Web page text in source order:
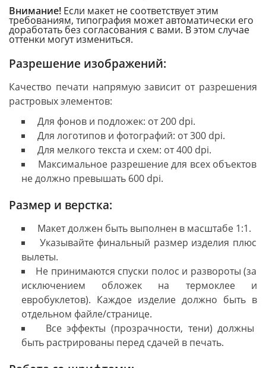
Внимание! Если макет не соответствует этим
требованиям, типография может автоматически его
доработать без согласования с вами. В этом случае
оттенки могут измениться.
Разрешение изображений:
Качество печати напрямую зависит от разрешения
растровых элементов:
Для фонов и подложек: от 200 dpi.
Для логотипов и фотографий: от 300 dpi.
Для мелкого текста и схем: от 400 dpi.
Максимальное разрешение для всех объектов
не должно превышать 600 dpi.
Размер и верстка:
Макет должен быть выполнен в масштабе 1:1.
Указывайте финальный размер изделия плюс
вылеты.
Не принимаются спуски полос и развороты (за
исключением обложек на термоклее и
евробуклетов). Каждое изделие должно быть в
отдельном файле/странице.
Все эффекты (прозрачности, тени) должны
быть растрированы перед сдачей в печать.